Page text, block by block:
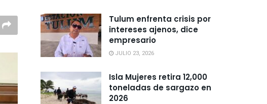
Tulum enfrenta crisis por
intereses ajenos, dice
empresario
JULIO 23, 2026
Isla Mujeres retira 12,000
toneladas de sargazo en
2026